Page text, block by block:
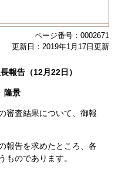
ページ番号：0002671
更新日：2019年1月17日更新
報告（12月22日）
景
審査結果について、御報
報告を求めたところ、各
ものであります。